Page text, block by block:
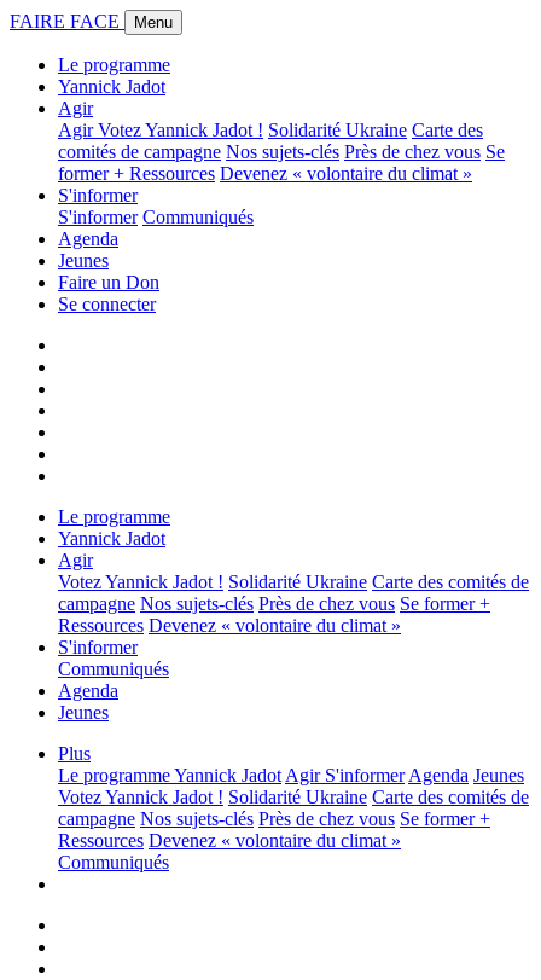
FAIRE FACE Menu
Le programme
Yannick Jadot
Agir
AgirVotez Yannick Jadot ! Solidarité Ukraine Carte des
comités de campagne Nos sujets-clés Près de chez vous Se
former + Ressources Devenez « volontaire du climat »
S'informer
S'informer Communiqués
Agenda
Jeunes
Faire un Don
Se connecter
Le programme
Yannick Jadot
Agir
Votez Yannick Jadot ! Solidarité Ukraine Carte des comités de
campagne Nos sujets-clés Près de chez vous Se former +
Ressources Devenez « volontaire du climat »
S'informer
Communiqués
Agenda
Jeunes
Plus
Le programmeYannick Jadot Agir S'informer Agenda Jeunes
Votez Yannick Jadot ! Solidarité Ukraine Carte des comités de
campagne Nos sujets-clés Près de chez vous Se former +
Ressources Devenez « volontaire du climat »
Communiqués